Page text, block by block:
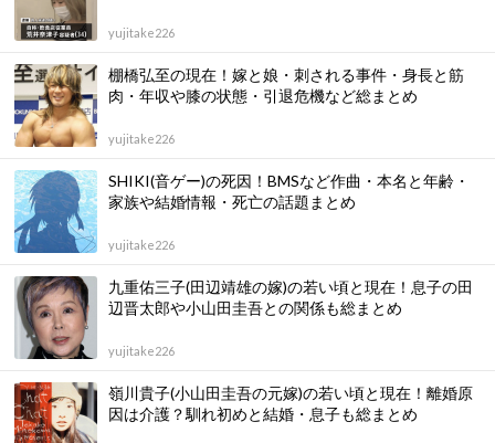
yujitake226
棚橋弘至の現在！嫁と娘・刺される事件・身長と筋
肉・年収や膝の状態・引退危機など総まとめ
yujitake226
SHIKI(音ゲー)の死因！BMSなど作曲・本名と年齢・
家族や結婚情報・死亡の話題まとめ
yujitake226
九重佑三子(田辺靖雄の嫁)の若い頃と現在！息子の田
辺晋太郎や小山田圭吾との関係も総まとめ
yujitake226
嶺川貴子(小山田圭吾の元嫁)の若い頃と現在！離婚原
因は介護？馴れ初めと結婚・息子も総まとめ